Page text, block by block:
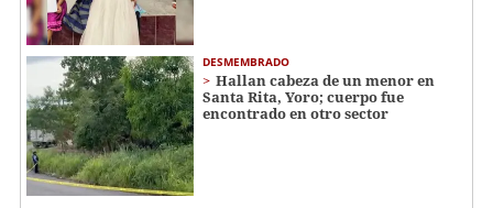
DESMEMBRADO
Hallan cabeza de un menor en
Santa Rita, Yoro; cuerpo fue
encontrado en otro sector